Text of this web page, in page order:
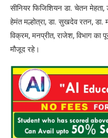
सीनियर फिजिशियन डा. चेतन मेहता,
हेमंत मल्होत्रा, डा. सुखदेव रतन, डा.
विक्रम, मनप्रीत, राजेश, विभाग का
मौजूद रहे।